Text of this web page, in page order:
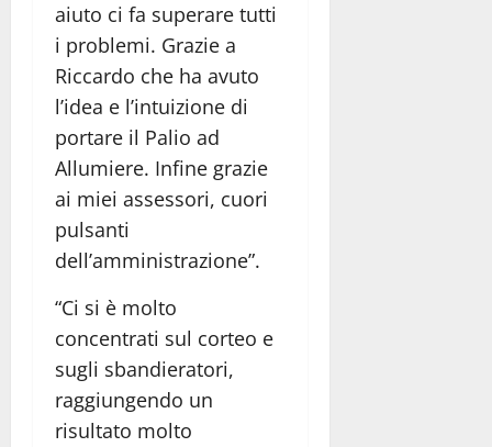
aiuto ci fa superare tutti
i problemi. Grazie a
Riccardo che ha avuto
l’idea e l’intuizione di
portare il Palio ad
Allumiere. Infine grazie
ai miei assessori, cuori
pulsanti
dell’amministrazione”.
“Ci si è molto
concentrati sul corteo e
sugli sbandieratori,
raggiungendo un
risultato molto